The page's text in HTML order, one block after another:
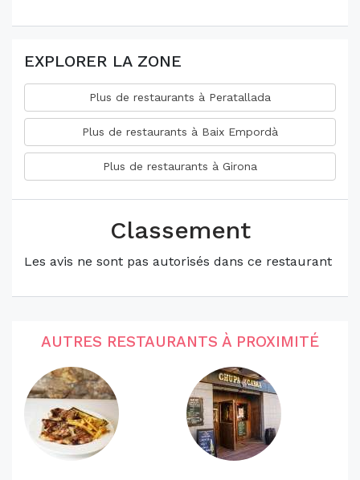
EXPLORER LA ZONE
Plus de restaurants à Peratallada
Plus de restaurants à Baix Empordà
Plus de restaurants à Girona
Classement
Les avis ne sont pas autorisés dans ce restaurant
AUTRES RESTAURANTS À PROXIMITÉ